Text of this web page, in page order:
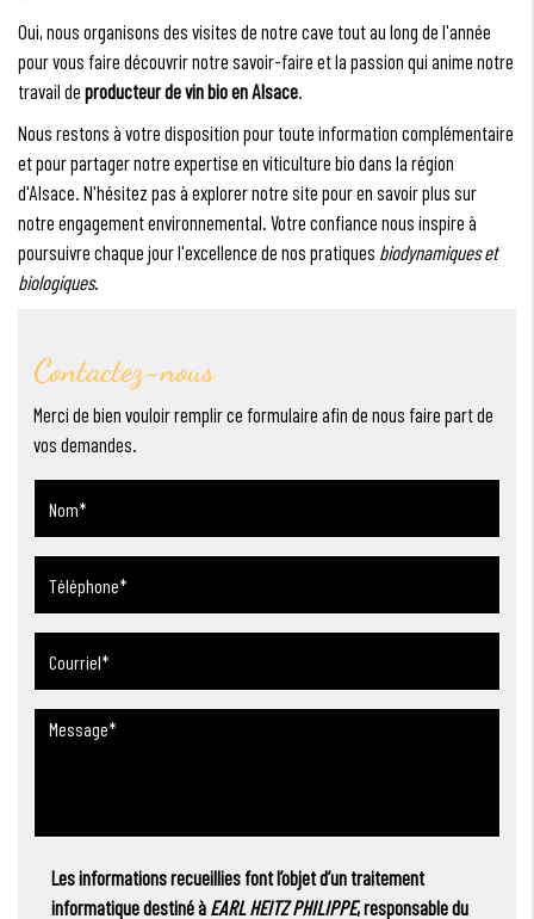
Oui, nous organisons des visites de notre cave tout au long de l'année
pour vous faire découvrir notre savoir-faire et la passion qui anime notre
travail de producteur de vin bio en Alsace.
Nous restons à votre disposition pour toute information complémentaire
et pour partager notre expertise en viticulture bio dans la région
d'Alsace. N'hésitez pas à explorer notre site pour en savoir plus sur
notre engagement environnemental. Votre confiance nous inspire à
poursuivre chaque jour l'excellence de nos pratiques biodynamiques et
biologiques.
Contactez-nous
Merci de bien vouloir remplir ce formulaire afin de nous faire part de
vos demandes.
Les informations recueillies font l’objet d’un traitement
informatique destiné àEARL HEITZ PHILIPPE, responsable du